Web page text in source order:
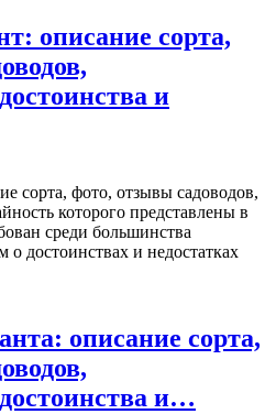
описание сорта,
и
сорта, фото, отзывы садоводов,
которого представлены в
среди большинства
о достоинствах и недостатках
описание сорта,
и…